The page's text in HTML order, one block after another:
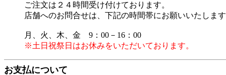
ご注文は２４時間受け付けております。
店舗へのお問合せは、下記の時間帯にお願いいたしま
月、火、木、金 9：00－16：00
※土日祝祭日はお休みをいただいております。
お支払について